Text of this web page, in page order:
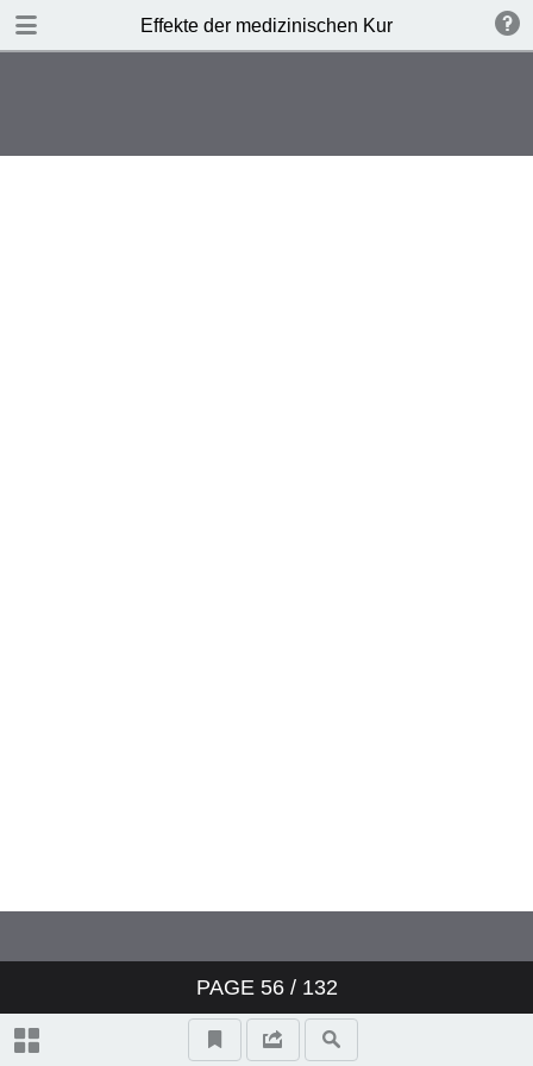
Effekte der medizinischen Kur
PAGE 56/ 132
TABLE OF CONTENTS